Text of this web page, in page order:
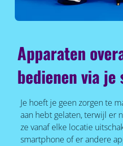
Apparaten
bedienen via je
Je hoeft je geen zorgen te
aan hebt gelaten, terwijl er
ze vanaf elke locatie
smartphone of er andere